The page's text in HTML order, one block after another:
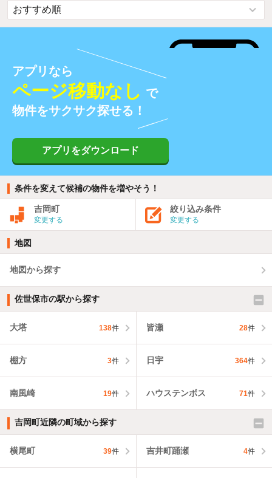
アプリなら
ページ移動なし で
物件をサクサク探せる！
アプリをダウンロード
条件を変えて候補の物件を増やそう！
吉岡町
変更する
絞り込み条件
変更する
地図
地図から探す
佐世保市の駅から探す
大塔 138件 皆瀬 28件
棚方 3件 日宇 364件
南風崎 19件 ハウステンボス 71件
吉岡町近隣の町域から探す
横尾町 39件 吉井町踊瀬 4件